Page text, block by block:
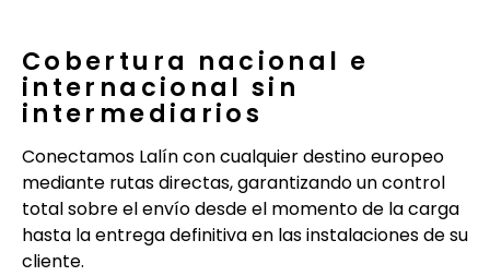
Cobertura nacional e
internacional sin
intermediarios
Conectamos Lalín con cualquier destino europeo
mediante rutas directas, garantizando un control
total sobre el envío desde el momento de la carga
hasta la entrega definitiva en las instalaciones de su
cliente.